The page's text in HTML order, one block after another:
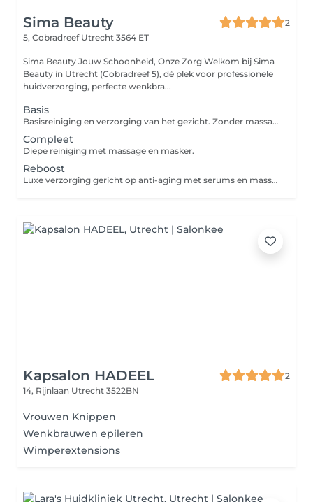
Sima Beauty
2
5, Cobradreef Utrecht 3564 ET
Sima Beauty Jouw Schoonheid, Onze Zorg Welkom bij Sima
Beauty in Utrecht (Cobradreef 5), dé plek voor professionele
huidverzorging, perfecte wenkbra...
Basis
Basisreiniging en verzorging van het gezicht. Zonder massage.
Compleet
Diepe reiniging met massage en masker.
Reboost
Luxe verzorging gericht op anti-aging met serums en massage.
Kapsalon HADEEL
2
14, Rijnlaan Utrecht 3522BN
Vrouwen Knippen
Wenkbrauwen epileren
Wimperextensions